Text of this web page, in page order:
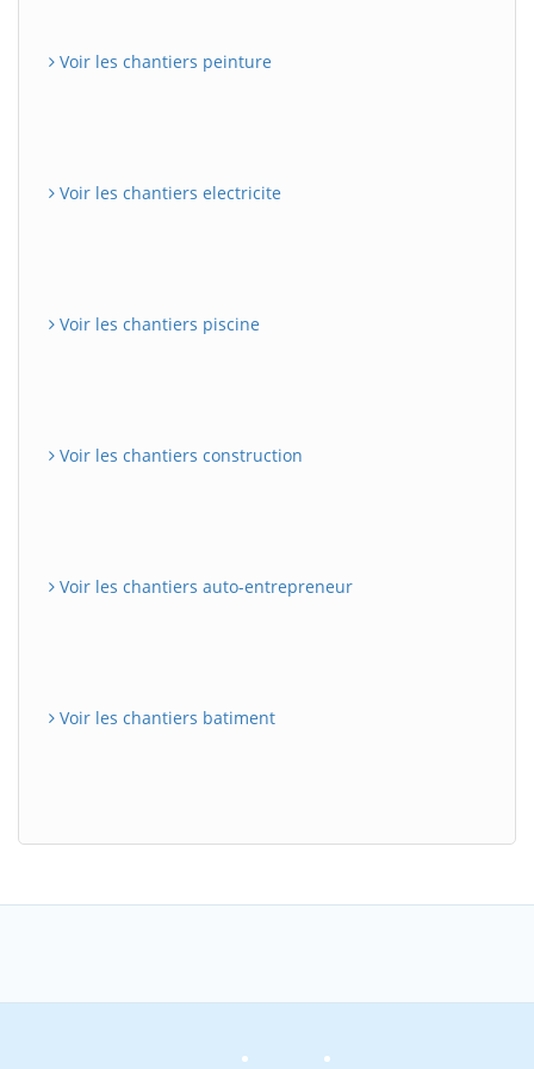
Voir les chantiers peinture
Voir les chantiers electricite
Voir les chantiers piscine
Voir les chantiers construction
Voir les chantiers auto-entrepreneur
Voir les chantiers batiment